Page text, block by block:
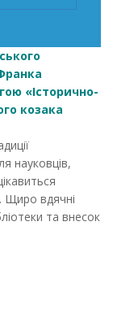
«Історично-
козака
науковців,
Щиро вдячні
та внесок